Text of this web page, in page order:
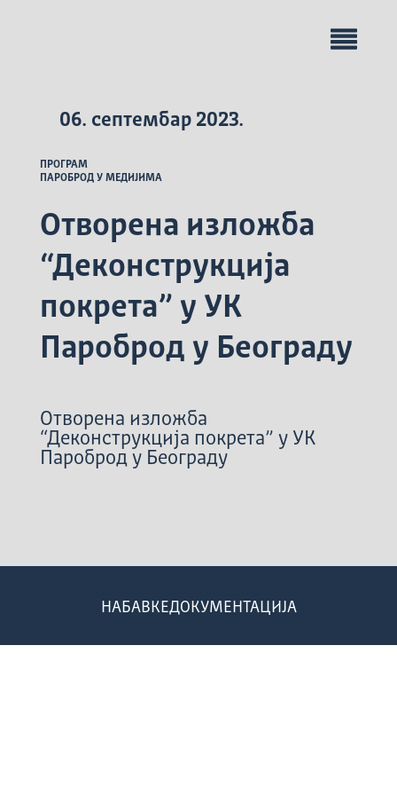
06. септембар 2023.
ПРОГРАМ
ПАРОБРОД У МЕДИЈИМА
Отворена изложба
“Деконструкција
покрета” у УК
Пароброд у Београду
Отворена изложба
“Деконструкција покрета” у УК
Пароброд у Београду
НАБАВКЕДОКУМЕНТАЦИЈА